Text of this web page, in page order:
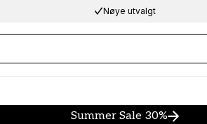
Nøye utvalgt
Summer Sale 30%